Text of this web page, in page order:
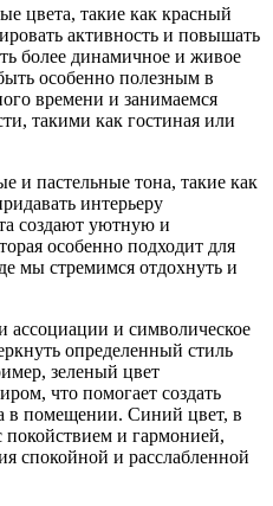
цвета, такие как красный
активность и повышать
более динамичное и живое
особенно полезным в
времени и занимаемся
такими как гостиная или
и пастельные тона, такие как
интерьеру
создают уютную и
особенно подходит для
мы стремимся отдохнуть и
ассоциации и символическое
определенный стиль
зеленый цвет
что помогает создать
в помещении. Синий цвет, в
покойствием и гармонией,
спокойной и расслабленной